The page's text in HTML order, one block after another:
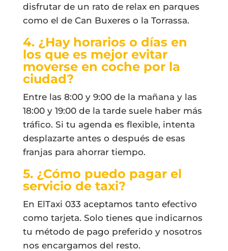
disfrutar de un rato de relax en parques
como el de Can Buxeres o la Torrassa.
4. ¿Hay horarios o días en
los que es mejor evitar
moverse en coche por la
ciudad?
Entre las 8:00 y 9:00 de la mañana y las
18:00 y 19:00 de la tarde suele haber más
tráfico. Si tu agenda es flexible, intenta
desplazarte antes o después de esas
franjas para ahorrar tiempo.
5. ¿Cómo puedo pagar el
servicio de taxi?
En ElTaxi 033 aceptamos tanto efectivo
como tarjeta. Solo tienes que indicarnos
tu método de pago preferido y nosotros
nos encargamos del resto.